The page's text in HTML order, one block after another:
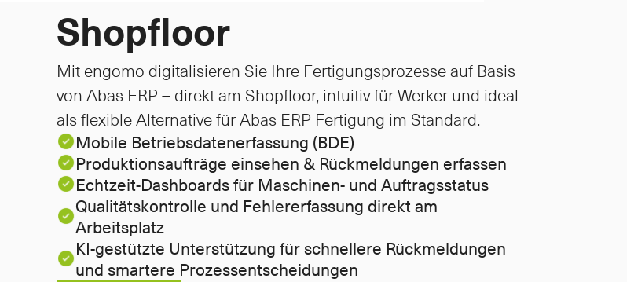
Shopfloor
Mit engomo digitalisieren Sie Ihre Fertigungsprozesse auf Basis
von Abas ERP – direkt am Shopfloor, intuitiv für Werker und ideal
als flexible Alternative für Abas ERP Fertigung im Standard.
Mobile Betriebsdatenerfassung (BDE)
Produktionsaufträge einsehen & Rückmeldungen erfassen
Echtzeit-Dashboards für Maschinen- und Auftragsstatus
Qualitätskontrolle und Fehlererfassung direkt am
Arbeitsplatz
KI-gestützte Unterstützung für schnellere Rückmeldungen
und smartere Prozessentscheidungen